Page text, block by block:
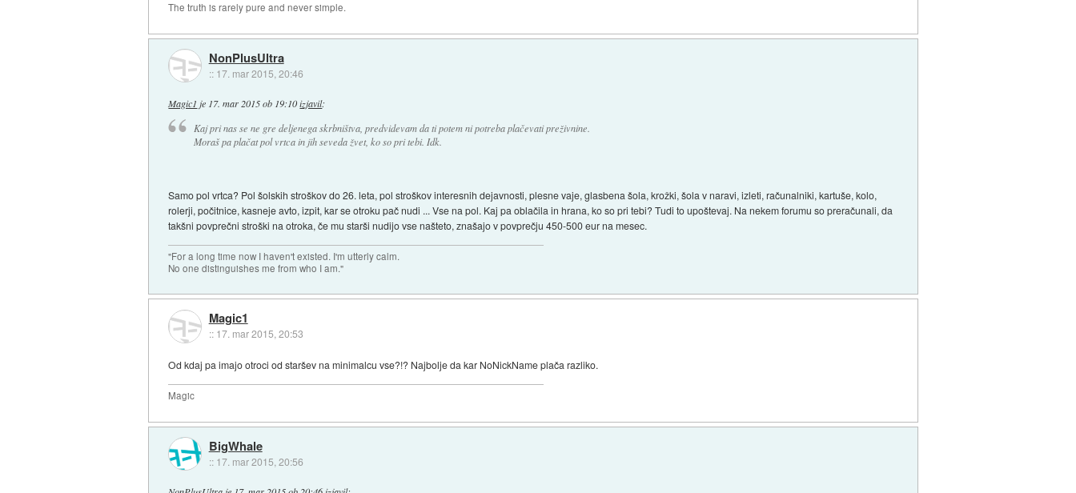
The truth is rarely pure and never simple.
NonPlusUltra
:: 17. mar 2015, 20:46
Magic1 je 17. mar 2015 ob 19:10 izjavil:
Kaj pri nas se ne gre deljenega skrbništva, predvidevam da ti potem ni potreba plačevati preživnine.
Moraš pa plačat pol vrtca in jih seveda žvet, ko so pri tebi. Idk.
Samo pol vrtca? Pol šolskih stroškov do 26. leta, pol stroškov interesnih dejavnosti, plesne vaje, glasbena šola, krožki, šola v naravi, izleti, računalniki, kartuše, kolo,
rolerji, počitnice, kasneje avto, izpit, kar se otroku pač nudi ... Vse na pol. Kaj pa oblačila in hrana, ko so pri tebi? Tudi to upoštevaj. Na nekem forumu so preračunali, da
takšni povprečni stroški na otroka, če mu starši nudijo vse našteto, znašajo v povprečju 450-500 eur na mesec.
"For a long time now I haven't existed. I'm utterly calm.
No one distinguishes me from who I am."
Magic1
:: 17. mar 2015, 20:53
Od kdaj pa imajo otroci od staršev na minimalcu vse?!? Najbolje da kar NoNickName plača razliko.
Magic
BigWhale
:: 17. mar 2015, 20:56